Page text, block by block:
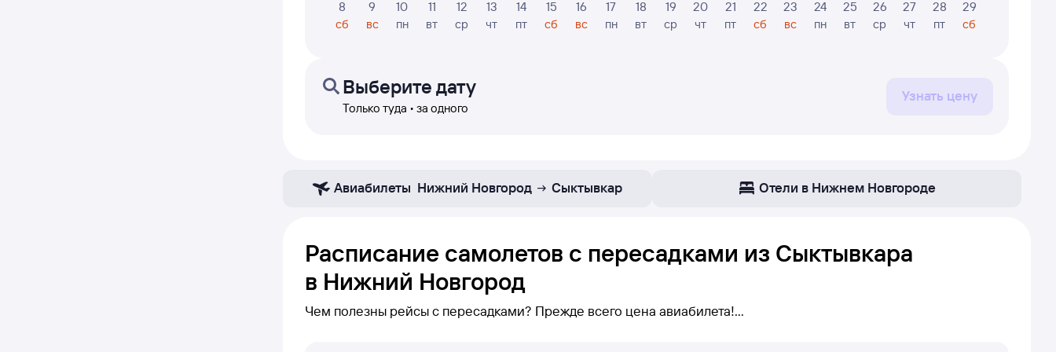
8
сб
9
вс
10
пн
11
вт
12
ср
13
чт
14
пт
15
сб
16
вс
17
пн
18
вт
19
ср
20
чт
21
пт
22
сб
23
вс
24
пн
25
вт
26
ср
27
чт
28
пт
29
сб
Выберите дату
Только туда • за одного
Узнать цену
Авиабилеты Нижний Новгород Сыктывкар Отели в Нижнем Новгороде
Расписание самолетов с пересадками из Сыктывкара
в Нижний Новгород
Чем полезны рейсы с пересадками? Прежде всего цена авиабилета!